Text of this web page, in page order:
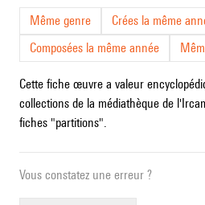
Même genre
Crées la même
Composées la même année
Cette fiche œuvre a valeur
collections de la médiathèque de
fiches "partitions".
Vous constatez une erreur ?